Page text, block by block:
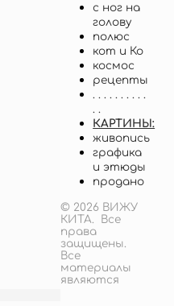
с ног на
голову
полюс
кот и Ко
космос
рецепты
. . . . . . . . . .
. .
КАРТИНЫ:
живопись
графика
и этюды
продано
© 2026 ВИЖУ
КИТА. Все
права
защищены.
Все
материалы
являются